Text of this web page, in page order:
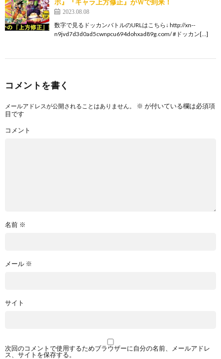
ボ』『キャラ上方修正』がＷで到来！
2023.08.08
数字で見るドッカンバトルのURLはこちら↓ http://xn--
n9jvd7d3d0ad5cwnpcu694dohxad89g.com/ #ドッカン[…]
コメントを書く
メールアドレスが公開されることはありません。 ※ が付いている欄は必須項
目です
コメント
名前 ※
メール ※
サイト
次回のコメントで使用するためブラウザーに自分の名前、メールアドレ
ス、サイトを保存する。